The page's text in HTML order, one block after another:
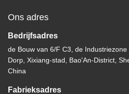
Ons adres
Bedrijfsadres
de Bouw van 6/F C3, de
Dorp, Xixiang-stad, Bao'An-District,
China
Fabrieksadres